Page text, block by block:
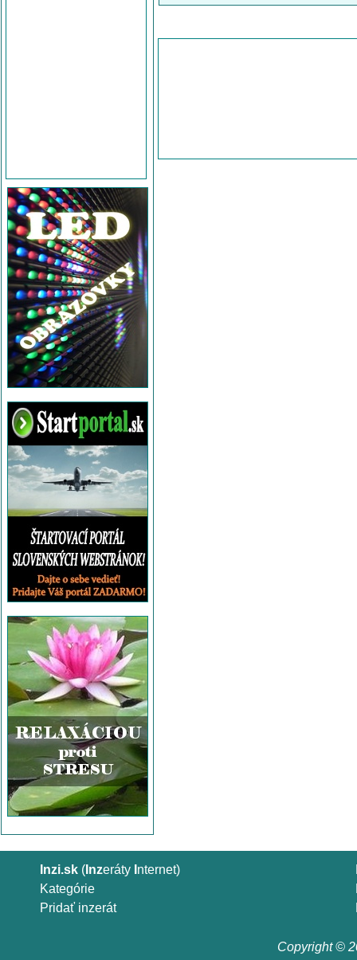
Inzi.sk ( Inzeráty nternet)
Kategórie
Pridať inzerát
Copyright ©